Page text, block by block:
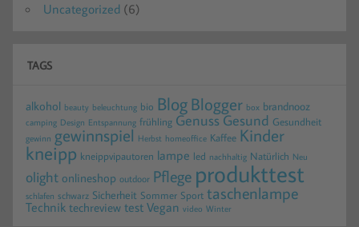
Uncategorized (6)
TAGS
alkohol beauty beleuchtung bio BlogBlogger box brandnooz
camping Design Entspannung frühling GenussGesund Gesundheit
gewinn gewinnspiel Herbst homeoffice Kaffee Kinder
kneipp kneippvipautoren lampe led nachhaltig Natürlich Neu
olight onlineshop outdoor Pflege produkttest
schlafen schwarz Sicherheit Sommer Sport taschenlampe
Technik techreview test Vegan video Winter